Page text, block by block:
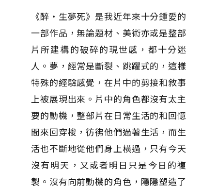
《醉‧生夢死》是我近年來十分鍾愛的
一部作品，無論題材、美術亦或是整部
片所建構的破碎的現世感，都十分迷
人。夢，經常是斷裂、跳躍式的，這樣
特殊的經驗感覺，在片中的剪接和敘事
上被展現出來。片中的角色都沒有太主
要的動機，整部片在日常生活的和回憶
間來回穿梭，彷彿他們過著生活，而生
活也不斷地從他們身上橫過，只有今天
沒有明天，又或者明日只是今日的複
製。沒有向前動機的角色，隱隱塑造了